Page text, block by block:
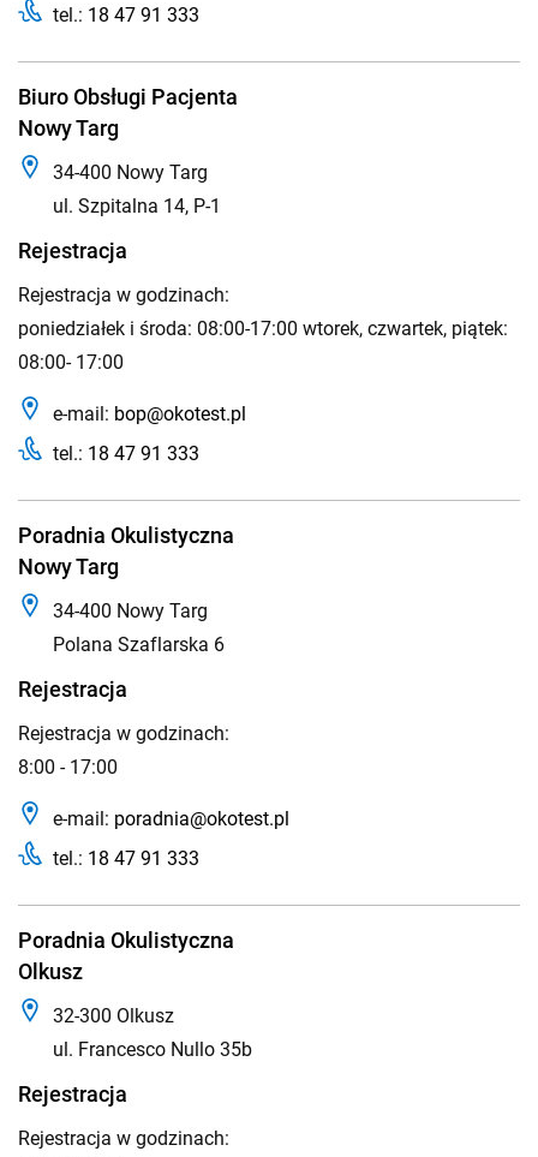
tel.: 18 47 91 333
Biuro Obsługi Pacjenta
Nowy Targ
34-400 Nowy Targ
ul. Szpitalna 14, P-1
Rejestracja
Rejestracja w godzinach:
poniedziałek i środa: 08:00-17:00 wtorek, czwartek, piątek:
08:00- 17:00
e-mail: bop@okotest.pl
tel.: 18 47 91 333
Poradnia Okulistyczna
Nowy Targ
34-400 Nowy Targ
Polana Szaflarska 6
Rejestracja
Rejestracja w godzinach:
8:00 - 17:00
e-mail: poradnia@okotest.pl
tel.: 18 47 91 333
Poradnia Okulistyczna
Olkusz
32-300 Olkusz
ul. Francesco Nullo 35b
Rejestracja
Rejestracja w godzinach: